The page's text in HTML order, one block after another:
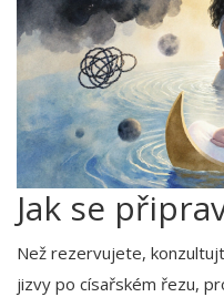
Jak se
Než rezervujete,
jizvy po císařském řezu,